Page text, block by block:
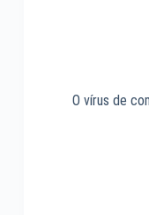
O vírus de